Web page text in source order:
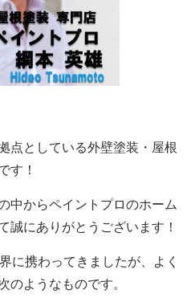
点としている外壁塗装・屋根
す！
中からペイントプロのホーム
誠にありがとうございます！
に携わってきましたが、よく
のようなものです。